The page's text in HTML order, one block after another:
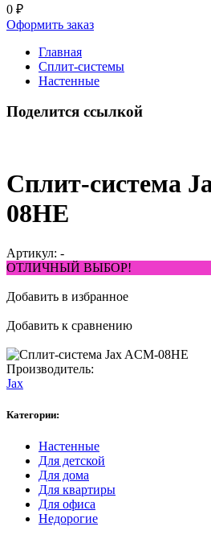
0 ₽
Оформить заказ
Главная
Сплит-системы
Настенные
Поделится ссылкой
Сплит-система
08HE
Артикул: -
ОТЛИЧНЫЙ ВЫБОР!
Добавить в избранное
Добавить к сравнению
Производитель:
Jax
Категории:
Настенные
Для детской
Для дома
Для квартиры
Для офиса
Недорогие